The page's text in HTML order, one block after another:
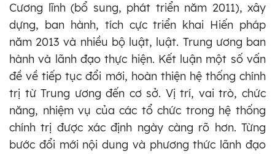
Cương lĩnh (bổ sung, phát triển năm 2011), xây
dựng, ban hành, tích cực triển khai Hiến pháp
năm 2013 và nhiều bộ luật, luật. Trung ương ban
hành và lãnh đạo thực hiện. Kết luận một số vấn
đề về tiếp tục đổi mới, hoàn thiện hệ thống chính
trị từ Trung ương đến cơ sở. Vị trí, vai trò, chức
năng, nhiệm vụ của các tổ chức trong hệ thống
chính trị được xác định ngày càng rõ hơn. Từng
bước đổi mới nội dung và phương thức lãnh đạo